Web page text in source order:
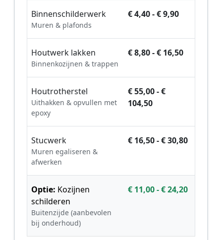
Binnenschilderwerk
Muren & plafonds
€ 4,40 - € 9,90
Houtwerk lakken
Binnenkozijnen & trappen
€ 8,80 - € 16,50
Houtrotherstel
Uithakken & opvullen met
epoxy
€ 55,00 - €
104,50
Stucwerk
Muren egaliseren &
afwerken
€ 16,50 - € 30,80
Optie: Kozijnen
schilderen
Buitenzijde (aanbevolen
bij onderhoud)
€ 11,00 - € 24,20